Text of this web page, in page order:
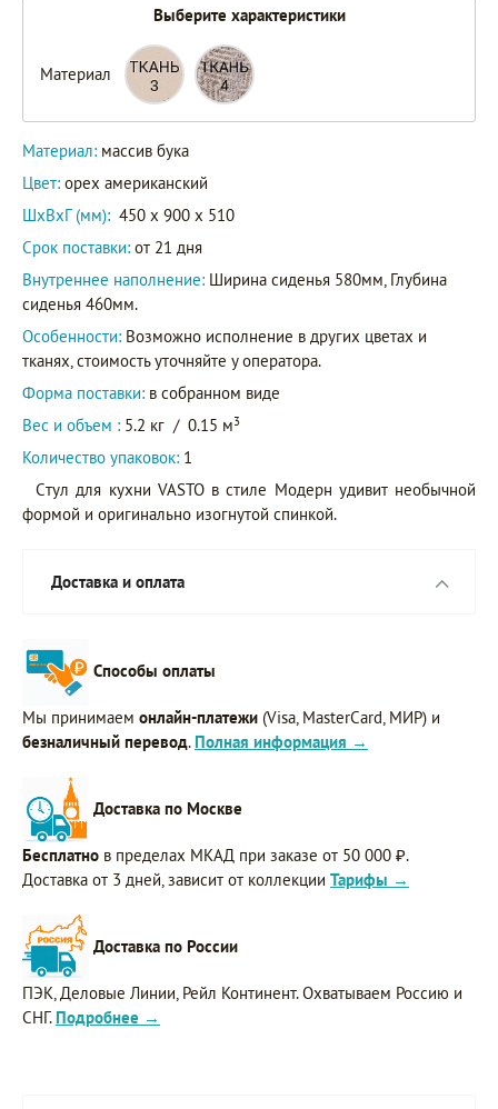
Выберите характеристики
Материал
Материал: массив бука
Цвет: орех американский
ШxВxГ (мм): 450 x 900 x 510
Срок поставки: от 21 дня
Внутреннее наполнение: Ширина сиденья 580мм, Глубина
сиденья 460мм.
Особенности: Возможно исполнение в других цветах и
тканях, стоимость уточняйте у оператора.
Форма поставки: в собранном виде
Вес и объем : 5.2 кг / 0.15 м3
Количество упаковок: 1
Cтул для кухни VASTO в стиле Модерн удивит необычной
формой и оригинально изогнутой спинкой.
Доставка и оплата
Способы оплаты
Мы принимаем онлайн-платежи (Visa, MasterCard, МИР) и
безналичный перевод. Полная информация →
Доставка по Москве
Бесплатно в пределах МКАД при заказе от 50 000 ₽.
Доставка от 3 дней, зависит от коллекции Тарифы →
Доставка по России
ПЭК, Деловые Линии, Рейл Континент. Охватываем Россию и
СНГ. Подробнее →